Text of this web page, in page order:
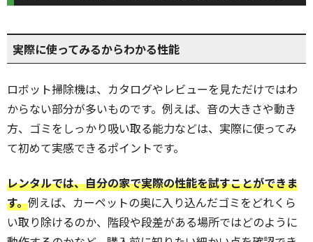
実際に使ってみるからわかる性能
ロボット掃除機は、カタログやレビューを見ただけではわ
からない部分が多いものです。例えば、音の大きさや動き
方、ゴミをしっかり吸い取る能力などは、実際に使ってみ
て初めて実感できるポイントです。
レンタルでは、自分の家で実際の性能を試すことができま
す。例えば、カーペットの奥に入り込んだゴミをどれくら
い取り除けるのか、階段や段差がある場所ではどのように